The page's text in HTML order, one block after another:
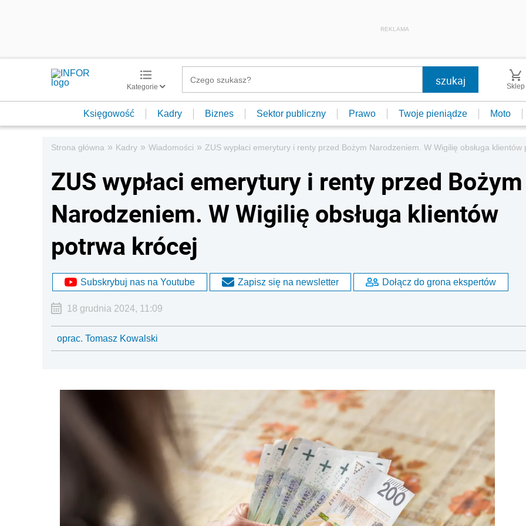
REKLAMA
Kategorie Sklep
Księgowość Kadry Biznes Sektor publiczny Prawo Twoje pieniądze Moto
Strona główna » Kadry » Wiadomości » ZUS wypłaci emerytury i renty przed Bożym Narodzeniem. W Wigilię obsługa klientów
ZUS wypłaci emerytury i renty przed Bożym
Narodzeniem. W Wigilię obsługa klientów
potrwa krócej
Subskrybuj nas na Youtube Zapisz się na newsletter Dołącz do grona ekspertów
18 grudnia 2024, 11:09
oprac. Tomasz Kowalski